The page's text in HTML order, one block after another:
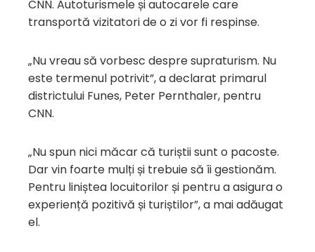
CNN. Autoturismele și autocarele care
transportă vizitatori de o zi vor fi respinse.
„Nu vreau să vorbesc despre supraturism. Nu
este termenul potrivit”, a declarat primarul
districtului Funes, Peter Pernthaler, pentru
CNN.
„Nu spun nici măcar că turiștii sunt o pacoste.
Dar vin foarte mulți și trebuie să îi gestionăm.
Pentru liniștea locuitorilor și pentru a asigura o
experiență pozitivă și turiștilor”, a mai adăugat
el.